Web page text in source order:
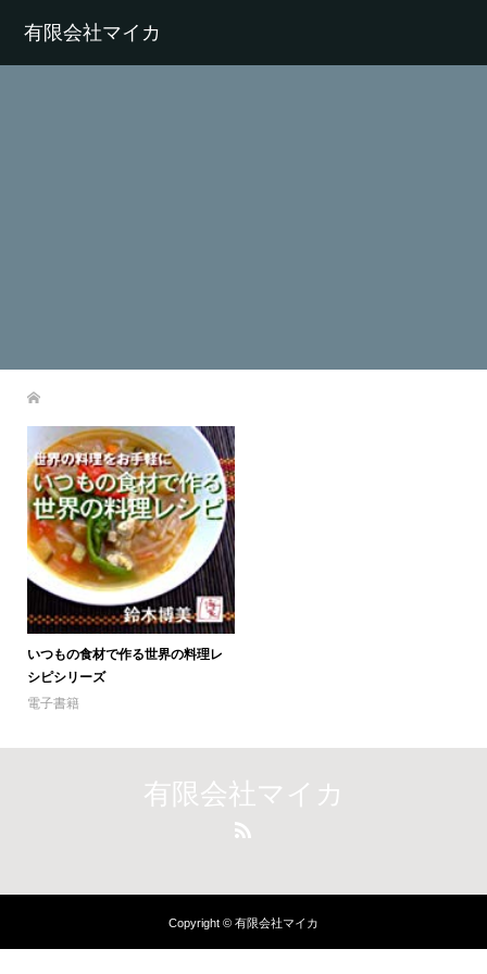
有限会社マイカ
いつもの食材で作る世界の料理レ
シピシリーズ
電子書籍
有限会社マイカ
Copyright © 有限会社マイカ